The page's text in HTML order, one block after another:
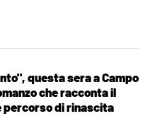
questa sera a Campo
che racconta il
percorso di rinascita